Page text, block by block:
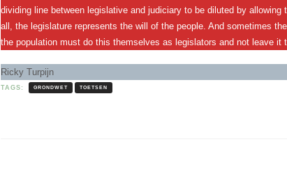
dividing line between legislative and judiciary to be diluted by
all, the legislature represents the will of the people. And sometimes
the population must do this themselves as legislators and not leave it
Ricky Turpijn
TAGS: GRONDWET TOETSEN